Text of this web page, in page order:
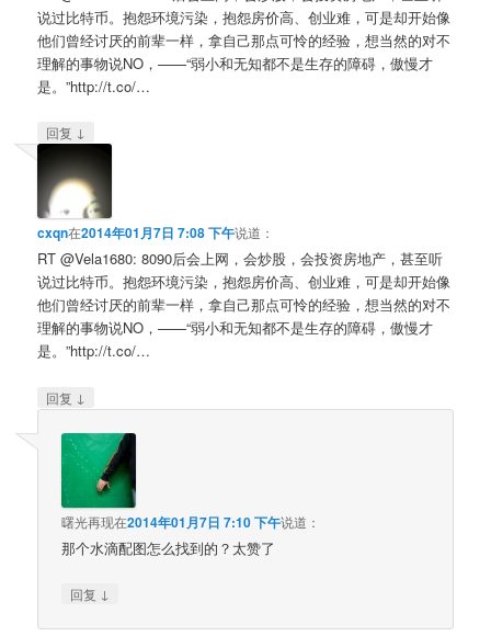
说过比特币。抱怨环境污染，抱怨房价高、创业难，可是却开始像
他们曾经讨厌的前辈一样，拿自己那点可怜的经验，想当然的对不
理解的事物说NO，——“弱小和无知都不是生存的障碍，傲慢才
是。”http://t.co/…
回复 ↓
cxqn在2014年01月7日 7:08 下午说道：
RT @Vela1680: 8090后会上网，会炒股，会投资房地产，甚至听
说过比特币。抱怨环境污染，抱怨房价高、创业难，可是却开始像
他们曾经讨厌的前辈一样，拿自己那点可怜的经验，想当然的对不
理解的事物说NO，——“弱小和无知都不是生存的障碍，傲慢才
是。”http://t.co/…
回复 ↓
曙光再现在2014年01月7日 7:10 下午说道：
那个水滴配图怎么找到的？太赞了
回复 ↓